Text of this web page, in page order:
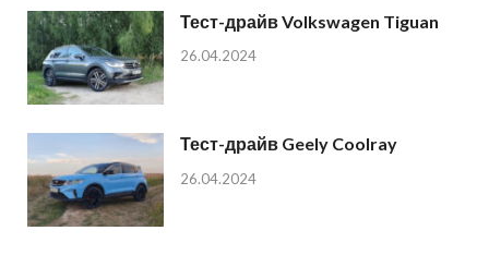
Тест-драйв Volkswagen Tiguan
26.04.2024
Тест-драйв Geely Coolray
26.04.2024